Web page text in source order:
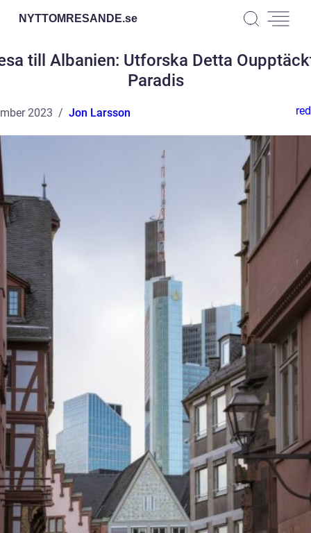
NYTTOMRESANDE.se
till Albanien: Utforska Detta
Paradis
2023 Jon Larsson